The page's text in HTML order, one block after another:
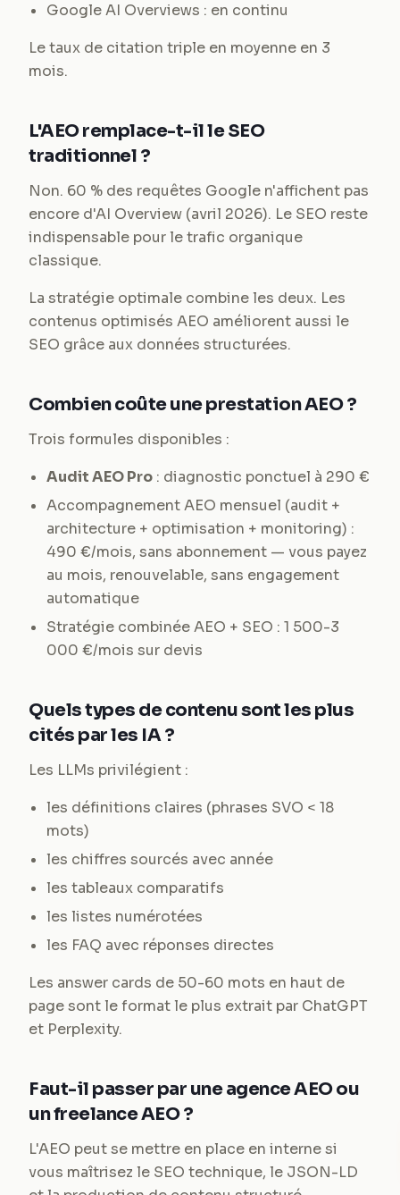
Google AI Overviews : en continu
Le taux de citation triple en moyenne en 3
mois.
L'AEO remplace-t-il le SEO
traditionnel ?
Non. 60 % des requêtes Google n'affichent pas
encore d'AI Overview (avril 2026). Le SEO reste
indispensable pour le trafic organique
classique.
La stratégie optimale combine les deux. Les
contenus optimisés AEO améliorent aussi le
SEO grâce aux données structurées.
Combien coûte une prestation AEO ?
Trois formules disponibles :
Audit AEO Pro : diagnostic ponctuel à 290 €
Accompagnement AEO mensuel (audit +
architecture + optimisation + monitoring) :
490 €/mois, sans abonnement — vous payez
au mois, renouvelable, sans engagement
automatique
Stratégie combinée AEO + SEO : 1 500-3
000 €/mois sur devis
Quels types de contenu sont les plus
cités par les IA ?
Les LLMs privilégient :
les définitions claires (phrases SVO < 18
mots)
les chiffres sourcés avec année
les tableaux comparatifs
les listes numérotées
les FAQ avec réponses directes
Les answer cards de 50-60 mots en haut de
page sont le format le plus extrait par ChatGPT
et Perplexity.
Faut-il passer par une agence AEO ou
un freelance AEO ?
L'AEO peut se mettre en place en interne si
vous maîtrisez le SEO technique, le JSON-LD